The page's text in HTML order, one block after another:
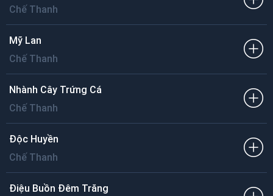
Chế Thanh
Mỹ Lan
Chế Thanh
Nhành Cây Trứng Cá
Chế Thanh
Độc Huyền
Chế Thanh
Điệu Buồn Đêm Trăng